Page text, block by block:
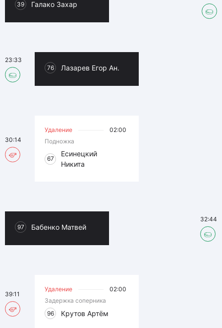
39 Галако Захар
76 Лазарев Егор Ан.
23:33
Удаление
02:00
Подножка
67
Есинецкий
Никита
30:14
97 Бабенко Матвей
32:44
Удаление
02:00
Задержка соперника
96
Крутов Артём
39:11